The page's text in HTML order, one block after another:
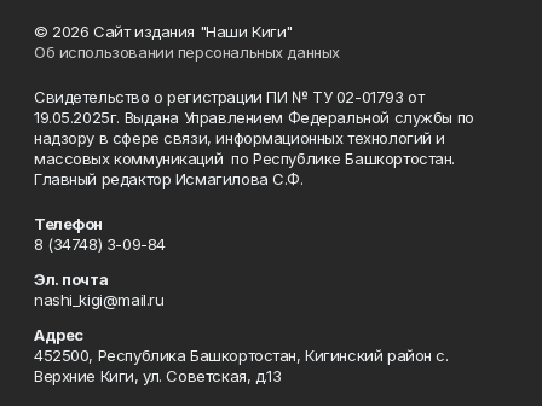
© 2026 Сайт издания "Наши Киги"
Об использовании персональных данных
Свидетельство о регистрации ПИ № ТУ 02-01793 от
19.05.2025г. Выдана Управлением Федеральной службы по
надзору в сфере связи, информационных технологий и
массовых коммуникаций по Республике Башкортостан.
Главный редактор Исмагилова С.Ф.
Телефон
8 (34748) 3-09-84
Эл. почта
nashi_kigi@mail.ru
Адрес
452500, Республика Башкортостан, Кигинский район с.
Верхние Киги, ул. Советская, д.13